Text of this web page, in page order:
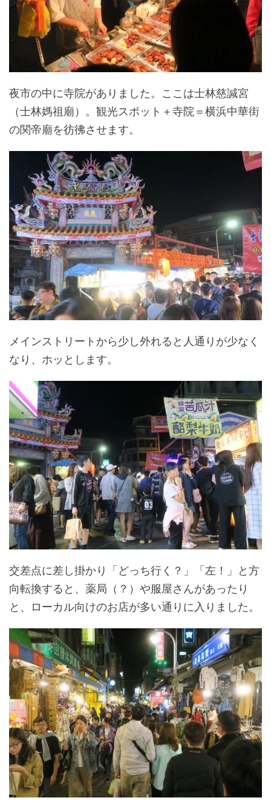
夜市の中に寺院がありました。ここは士林慈諴宮
（士林媽祖廟）。観光スポット＋寺院＝横浜中華街
の関帝廟を彷彿させます。
メインストリートから少し外れると人通りが少なく
なり、ホッとします。
交差点に差し掛かり「どっち行く？」「左！」と方
向転換すると、薬局（？）や服屋さんがあったり
と、ローカル向けのお店が多い通りに入りました。